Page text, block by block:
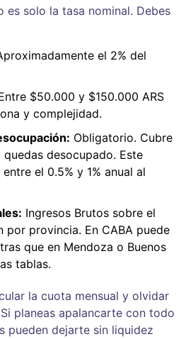
es solo la tasa nominal. Debes
el 2% del
$50.000 y $150.000 ARS
y complejidad.
Obligatorio. Cubre
desocupado. Este
el 0.5% y 1% anual al
Ingresos Brutos sobre el
por provincia. En CABA puede
que en Mendoza o Buenos
tablas.
la cuota mensual y olvidar
planeas apalancarte con todo
pueden dejarte sin liquidez